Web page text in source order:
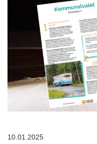
10.01.2025